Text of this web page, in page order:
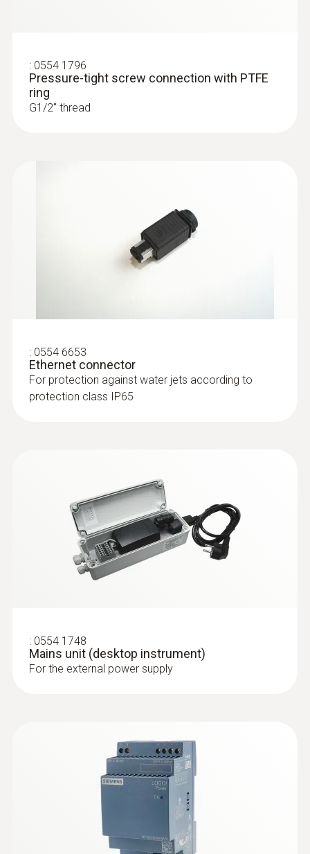
0555 6605
testo 6605 - IAQ probe for higher
processes that are difficult to access and at
higher temperatures
: 0554 1796
Pressure-tight screw connection with PTFE
ring
G1/2'' thread
: 0554 6653
Ethernet connector
For protection against water jets according to
protection class IP65
: 0554 1748
Mains unit (desktop instrument)
For the external power supply